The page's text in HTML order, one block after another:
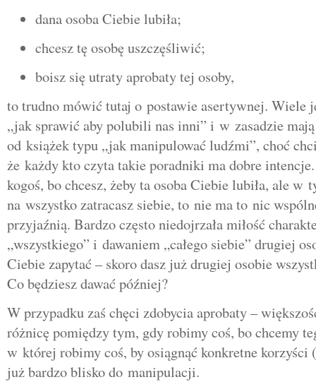
dana osoba Ciebie lubiła;
chcesz tę osobę uszczęśliwić;
boisz się utraty aprobaty tej osoby,
to trudno mówić tutaj o postawie asertywnej. Wiele
„jak sprawić aby polubili nas inni” i w zasadzie
od książek typu „jak manipulować ludźmi”, choć
że każdy kto czyta takie poradniki ma dobre
kogoś, bo chcesz, żeby ta osoba Ciebie lubiła, ale w
na wszystko zatracasz siebie, to nie ma to nic
przyjaźnią. Bardzo często niedojrzała miłość
„wszystkiego” i dawaniem „całego siebie” drugiej
Ciebie zapytać – skoro dasz już drugiej osobie
Co będziesz dawać później?
W przypadku zaś chęci zdobycia aprobaty –
różnicę pomiędzy tym, gdy robimy coś, bo chcemy
w której robimy coś, by osiągnąć konkretne korzyści
już bardzo blisko do manipulacji.